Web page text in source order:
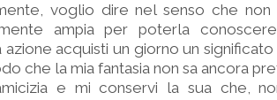
voglio dire nel senso che
ampia per poterla
acquisti un giorno un
che la mia fantasia non sa ancora
e mi conservi la sua che,